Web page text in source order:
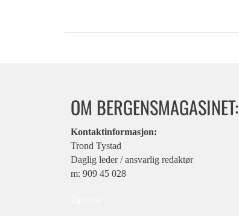
OM BERGENSMAGASINET:
Kontaktinformasjon:
Trond Tystad
Daglig leder / ansvarlig redaktør
m: 909 45 028